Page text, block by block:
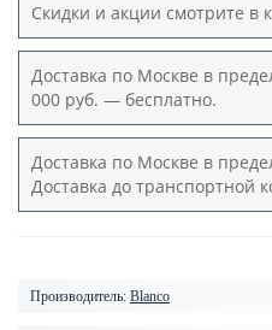
Скидки и акции смотрите в
Доставка по Москве в
000 руб. — бесплатно.
Доставка по Москве в
Доставка до транспортной
Производитель: Blanco